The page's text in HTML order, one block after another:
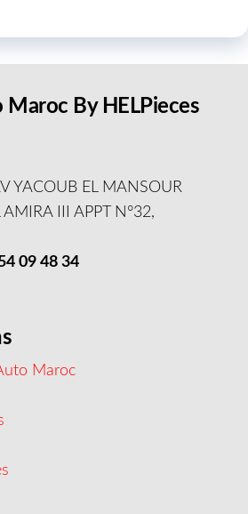
Maroc By HELPieces
YACOUB EL MANSOUR
AMIRA III APPT N°32,
09 48 34
Maroc